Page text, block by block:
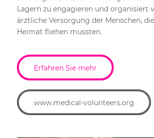
Lagern zu engagieren und organisiert
ärztliche Versorgung der Menschen,
Heimat fliehen mussten.
Erfahren Sie mehr
www.medical-volunteers.org